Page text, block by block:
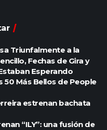
Triunfalmente a la
Fechas de Gira y
Esperando
50 Más Bellos de People
estrenan bachata
“ILY”: una fusión de